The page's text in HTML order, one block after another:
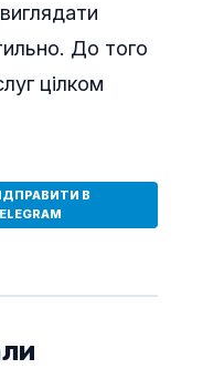
До того
цілком
В